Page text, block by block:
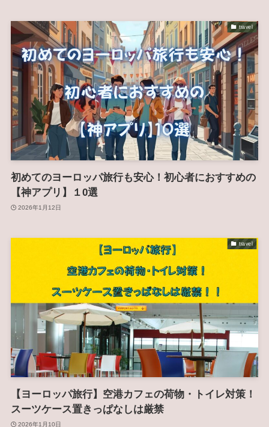
travel
初めてのヨーロッパ旅行も安心！初心者におすすめの
【神アプリ】１0選
2026年1月12日
travel
【ヨーロッパ旅行】空港カフェの荷物・トイレ対策！
スーツケース置きっぱなしは厳禁
2026年1月10日